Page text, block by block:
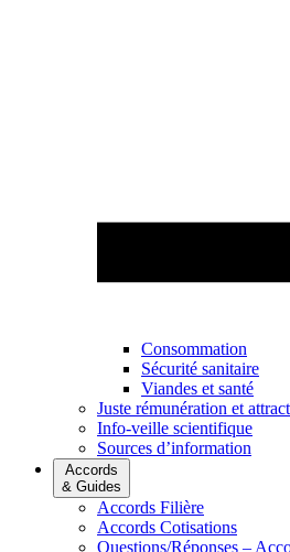
Consommation
Sécurité sanitaire
Viandes et santé
Juste rémunération et
Info-veille scientifique
Sources d’information
Accords
& Guides
Accords Filière
Accords Cotisations
Questions/Réponses –